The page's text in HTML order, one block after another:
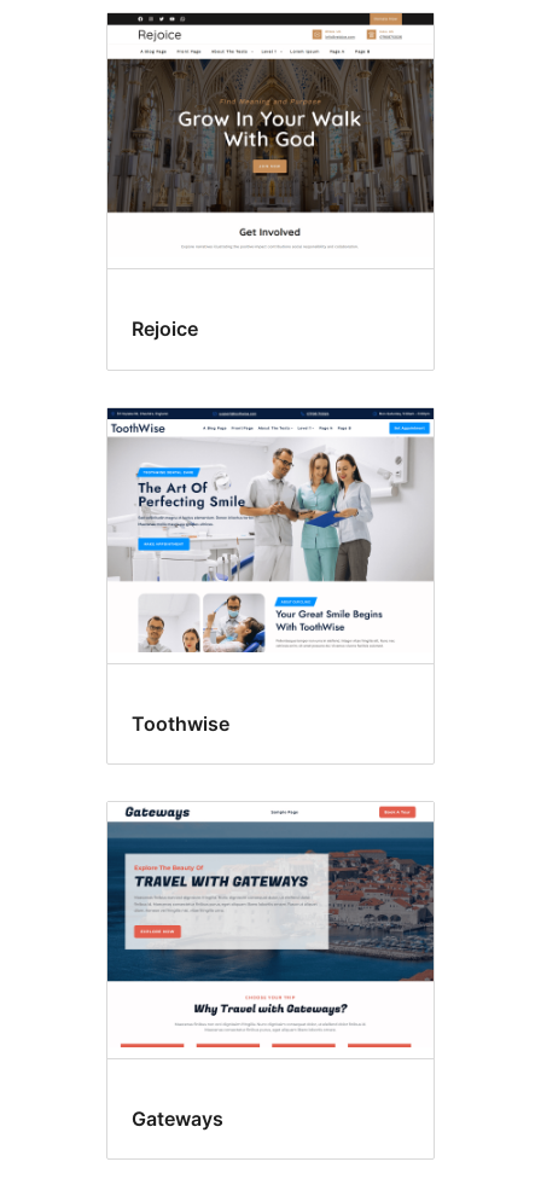
Rejoice
Toothwise
Gateways